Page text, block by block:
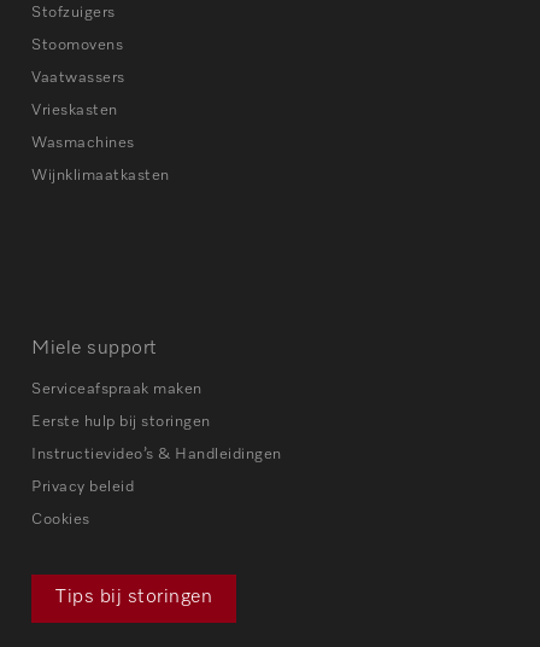
Stofzuigers
Stoomovens
Vaatwassers
Vrieskasten
Wasmachines
Wijnklimaatkasten
Miele support
Serviceafspraak maken
Eerste hulp bij storingen
Instructievideo’s & Handleidingen
Privacy beleid
Cookies
Tips bij storingen